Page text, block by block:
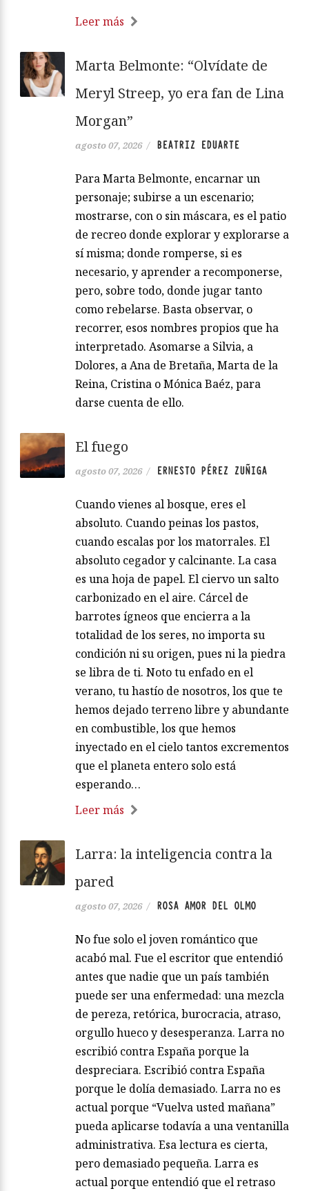
Leer más
Marta Belmonte: “Olvídate de
Meryl Streep, yo era fan de Lina
Morgan”
agosto 07, 2026 / BEATRIZ EDUARTE
Para Marta Belmonte, encarnar un
personaje; subirse a un escenario;
mostrarse, con o sin máscara, es el patio
de recreo donde explorar y explorarse a
sí misma; donde romperse, si es
necesario, y aprender a recomponerse,
pero, sobre todo, donde jugar tanto
como rebelarse. Basta observar, o
recorrer, esos nombres propios que ha
interpretado. Asomarse a Silvia, a
Dolores, a Ana de Bretaña, Marta de la
Reina, Cristina o Mónica Baéz, para
darse cuenta de ello.
El fuego
agosto 07, 2026 / ERNESTO PÉREZ ZUÑIGA
Cuando vienes al bosque, eres el
absoluto. Cuando peinas los pastos,
cuando escalas por los matorrales. El
absoluto cegador y calcinante. La casa
es una hoja de papel. El ciervo un salto
carbonizado en el aire. Cárcel de
barrotes ígneos que encierra a la
totalidad de los seres, no importa su
condición ni su origen, pues ni la piedra
se libra de ti. Noto tu enfado en el
verano, tu hastío de nosotros, los que te
hemos dejado terreno libre y abundante
en combustible, los que hemos
inyectado en el cielo tantos excrementos
que el planeta entero solo está
esperando…
Leer más
Larra: la inteligencia contra la
pared
agosto 07, 2026 / ROSA AMOR DEL OLMO
No fue solo el joven romántico que
acabó mal. Fue el escritor que entendió
antes que nadie que un país también
puede ser una enfermedad: una mezcla
de pereza, retórica, burocracia, atraso,
orgullo hueco y desesperanza. Larra no
escribió contra España porque la
despreciara. Escribió contra España
porque le dolía demasiado. Larra no es
actual porque “Vuelva usted mañana”
pueda aplicarse todavía a una ventanilla
administrativa. Esa lectura es cierta,
pero demasiado pequeña. Larra es
actual porque entendió que el retraso